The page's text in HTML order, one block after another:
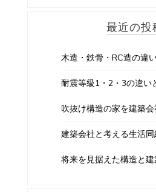
最近の投
木造・鉄骨・RC造の違
耐震等級1・2・3の違い
吹抜け構造の家を建築
建築会社と考える生活
将来を見据えた構造と